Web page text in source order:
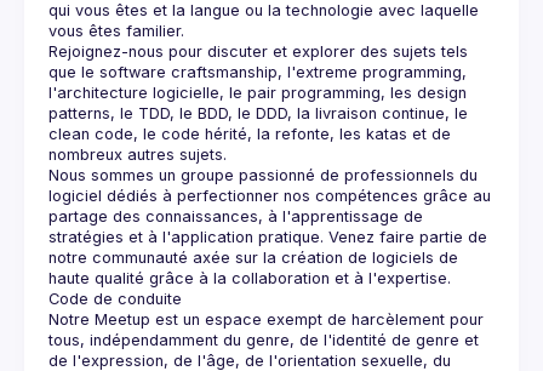
qui vous êtes et la langue ou la technologie avec laquelle
Rejoignez-nous pour discuter et explorer des sujets tels
que le software craftsmanship, l'extreme programming,
l'architecture logicielle, le pair programming, les design
patterns, le TDD, le BDD, le DDD, la livraison continue, le
clean code, le code hérité, la refonte, les katas et de
Nous sommes un groupe passionné de professionnels du
logiciel dédiés à perfectionner nos compétences grâce au
partage des connaissances, à l'apprentissage de
stratégies et à l'application pratique. Venez faire partie de
notre communauté axée sur la création de logiciels de
Notre Meetup est un espace exempt de harcèlement pour
tous, indépendamment du genre, de l'identité de genre et
de l'expression, de l'âge, de l'orientation sexuelle, du